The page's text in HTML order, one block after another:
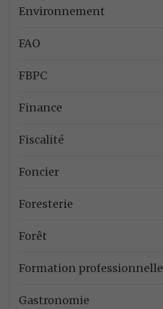
Environnement
FAO
FBPC
Finance
Fiscalité
Foncier
Foresterie
Forêt
Formation professionnelle
Gastronomie